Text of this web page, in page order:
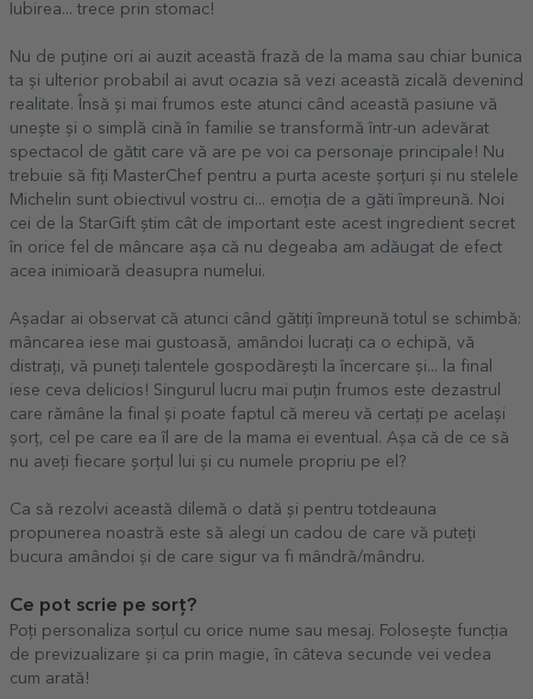
Iubirea... trece prin stomac!
Nu de puține ori ai auzit această frază de la mama sau chiar bunica
ta și ulterior probabil ai avut ocazia să vezi această zicală devenind
realitate. Însă și mai frumos este atunci când această pasiune vă
unește și o simplă cină în familie se transformă într-un adevărat
spectacol de gătit care vă are pe voi ca personaje principale! Nu
trebuie să fiți MasterChef pentru a purta aceste șorțuri și nu stelele
Michelin sunt obiectivul vostru ci... emoția de a găti împreună. Noi
cei de la StarGift știm cât de important este acest ingredient secret
în orice fel de mâncare așa că nu degeaba am adăugat de efect
acea inimioară deasupra numelui.
Așadar ai observat că atunci când gătiți împreună totul se schimbă:
mâncarea iese mai gustoasă, amândoi lucrați ca o echipă, vă
distrați, vă puneți talentele gospodărești la încercare și... la final
iese ceva delicios! Singurul lucru mai puțin frumos este dezastrul
care rămâne la final și poate faptul că mereu vă certați pe același
șorț, cel pe care ea îl are de la mama ei eventual. Așa că de ce să
nu aveți fiecare șorțul lui și cu numele propriu pe el?
Ca să rezolvi această dilemă o dată și pentru totdeauna
propunerea noastră este să alegi un cadou de care vă puteți
bucura amândoi și de care sigur va fi mândră/mândru.
Ce pot scrie pe sorț?
Poți personaliza sorțul cu orice nume sau mesaj. Folosește funcția
de previzualizare și ca prin magie, în câteva secunde vei vedea
cum arată!